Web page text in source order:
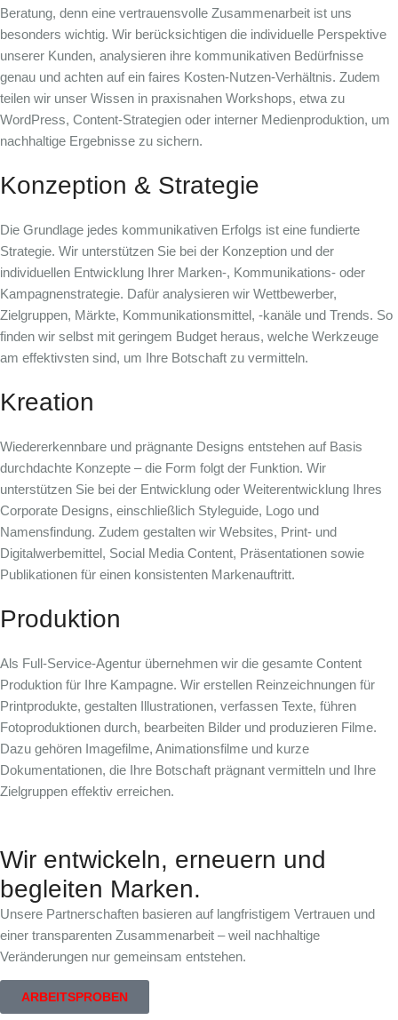
Beratung, denn eine vertrauensvolle Zusammenarbeit ist uns
besonders wichtig. Wir berücksichtigen die individuelle Perspektive
unserer Kunden, analysieren ihre kommunikativen Bedürfnisse
genau und achten auf ein faires Kosten-Nutzen-Verhältnis. Zudem
teilen wir unser Wissen in praxisnahen Workshops, etwa zu
WordPress, Content-Strategien oder interner Medienproduktion, um
nachhaltige Ergebnisse zu sichern.
Konzeption & Strategie
Die Grundlage jedes kommunikativen Erfolgs ist eine fundierte
Strategie. Wir unterstützen Sie bei der Konzeption und der
individuellen Entwicklung Ihrer Marken-, Kommunikations- oder
Kampagnenstrategie. Dafür analysieren wir Wettbewerber,
Zielgruppen, Märkte, Kommunikationsmittel, -kanäle und Trends. So
finden wir selbst mit geringem Budget heraus, welche Werkzeuge
am effektivsten sind, um Ihre Botschaft zu vermitteln.
Kreation
Wiedererkennbare und prägnante Designs entstehen auf Basis
durchdachte Konzepte – die Form folgt der Funktion. Wir
unterstützen Sie bei der Entwicklung oder Weiterentwicklung Ihres
Corporate Designs, einschließlich Styleguide, Logo und
Namensfindung. Zudem gestalten wir Websites, Print- und
Digitalwerbemittel, Social Media Content, Präsentationen sowie
Publikationen für einen konsistenten Markenauftritt.
Produktion
Als Full-Service-Agentur übernehmen wir die gesamte Content
Produktion für Ihre Kampagne. Wir erstellen Reinzeichnungen für
Printprodukte, gestalten Illustrationen, verfassen Texte, führen
Fotoproduktionen durch, bearbeiten Bilder und produzieren Filme.
Dazu gehören Imagefilme, Animationsfilme und kurze
Dokumentationen, die Ihre Botschaft prägnant vermitteln und Ihre
Zielgruppen effektiv erreichen.
Wir entwickeln, erneuern und
begleiten Marken.
Unsere Partnerschaften basieren auf langfristigem Vertrauen und
einer transparenten Zusammenarbeit – weil nachhaltige
Veränderungen nur gemeinsam entstehen.
ARBEITSPROBEN